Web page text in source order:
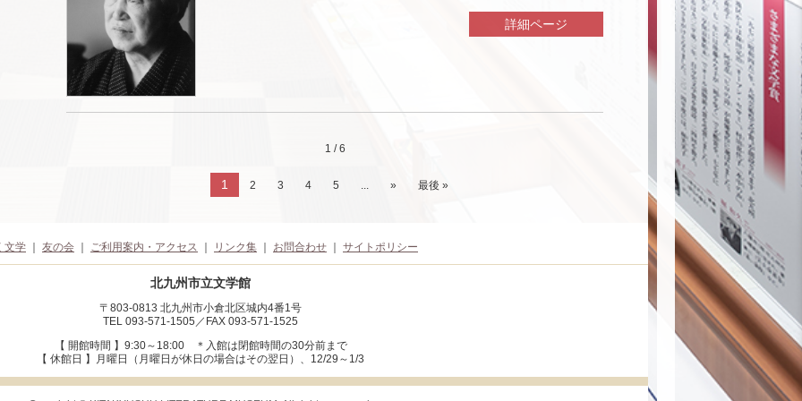
詳細ページ
1 / 6
1 2 3 4 5 ... » 最後 »
文学 友の会 ご利用案内・アクセス リンク集 お問合わせ サイトポリシー
北九州市立文学館
〒803-0813 北九州市小倉北区城内4番1号
TEL 093-571-1505／FAX 093-571-1525
【 開館時間 】9:30～18:00
＊入館は閉館時間の30分前まで
【 休館日 】月曜日（月曜日が休日の場合はその翌日）、12/29～1/3